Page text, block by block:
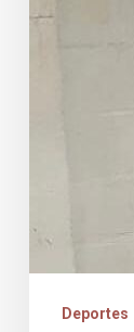
de
Deportes